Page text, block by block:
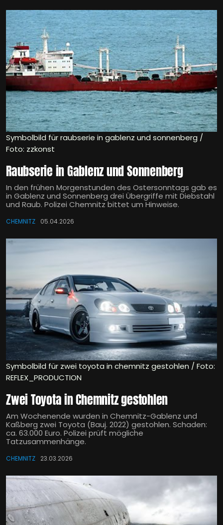
Symbolbild für raubserie in gablenz und sonnenberg /
Foto: zzkonst
Raubserie in Gablenz und Sonnenberg
In den frühen Morgenstunden des Ostersonntags gab es
in Gablenz und Sonnenberg drei Übergriffe mit Diebstahl
und Raub. Polizei Chemnitz bittet um Hinweise.
CHEMNITZ 05.04.2026
Symbolbild für zwei toyota in chemnitz gestohlen / Foto:
REFLEX_PRODUCTION
Zwei Toyota in Chemnitz gestohlen
Am Wochenende wurden in Chemnitz-Gablenz und
Kaßberg zwei Toyota (Bauj. 2022) gestohlen. Schaden:
ca. 63.000 Euro. Polizei prüft mögliche
Tatzusammenhänge.
CHEMNITZ 23.03.2026